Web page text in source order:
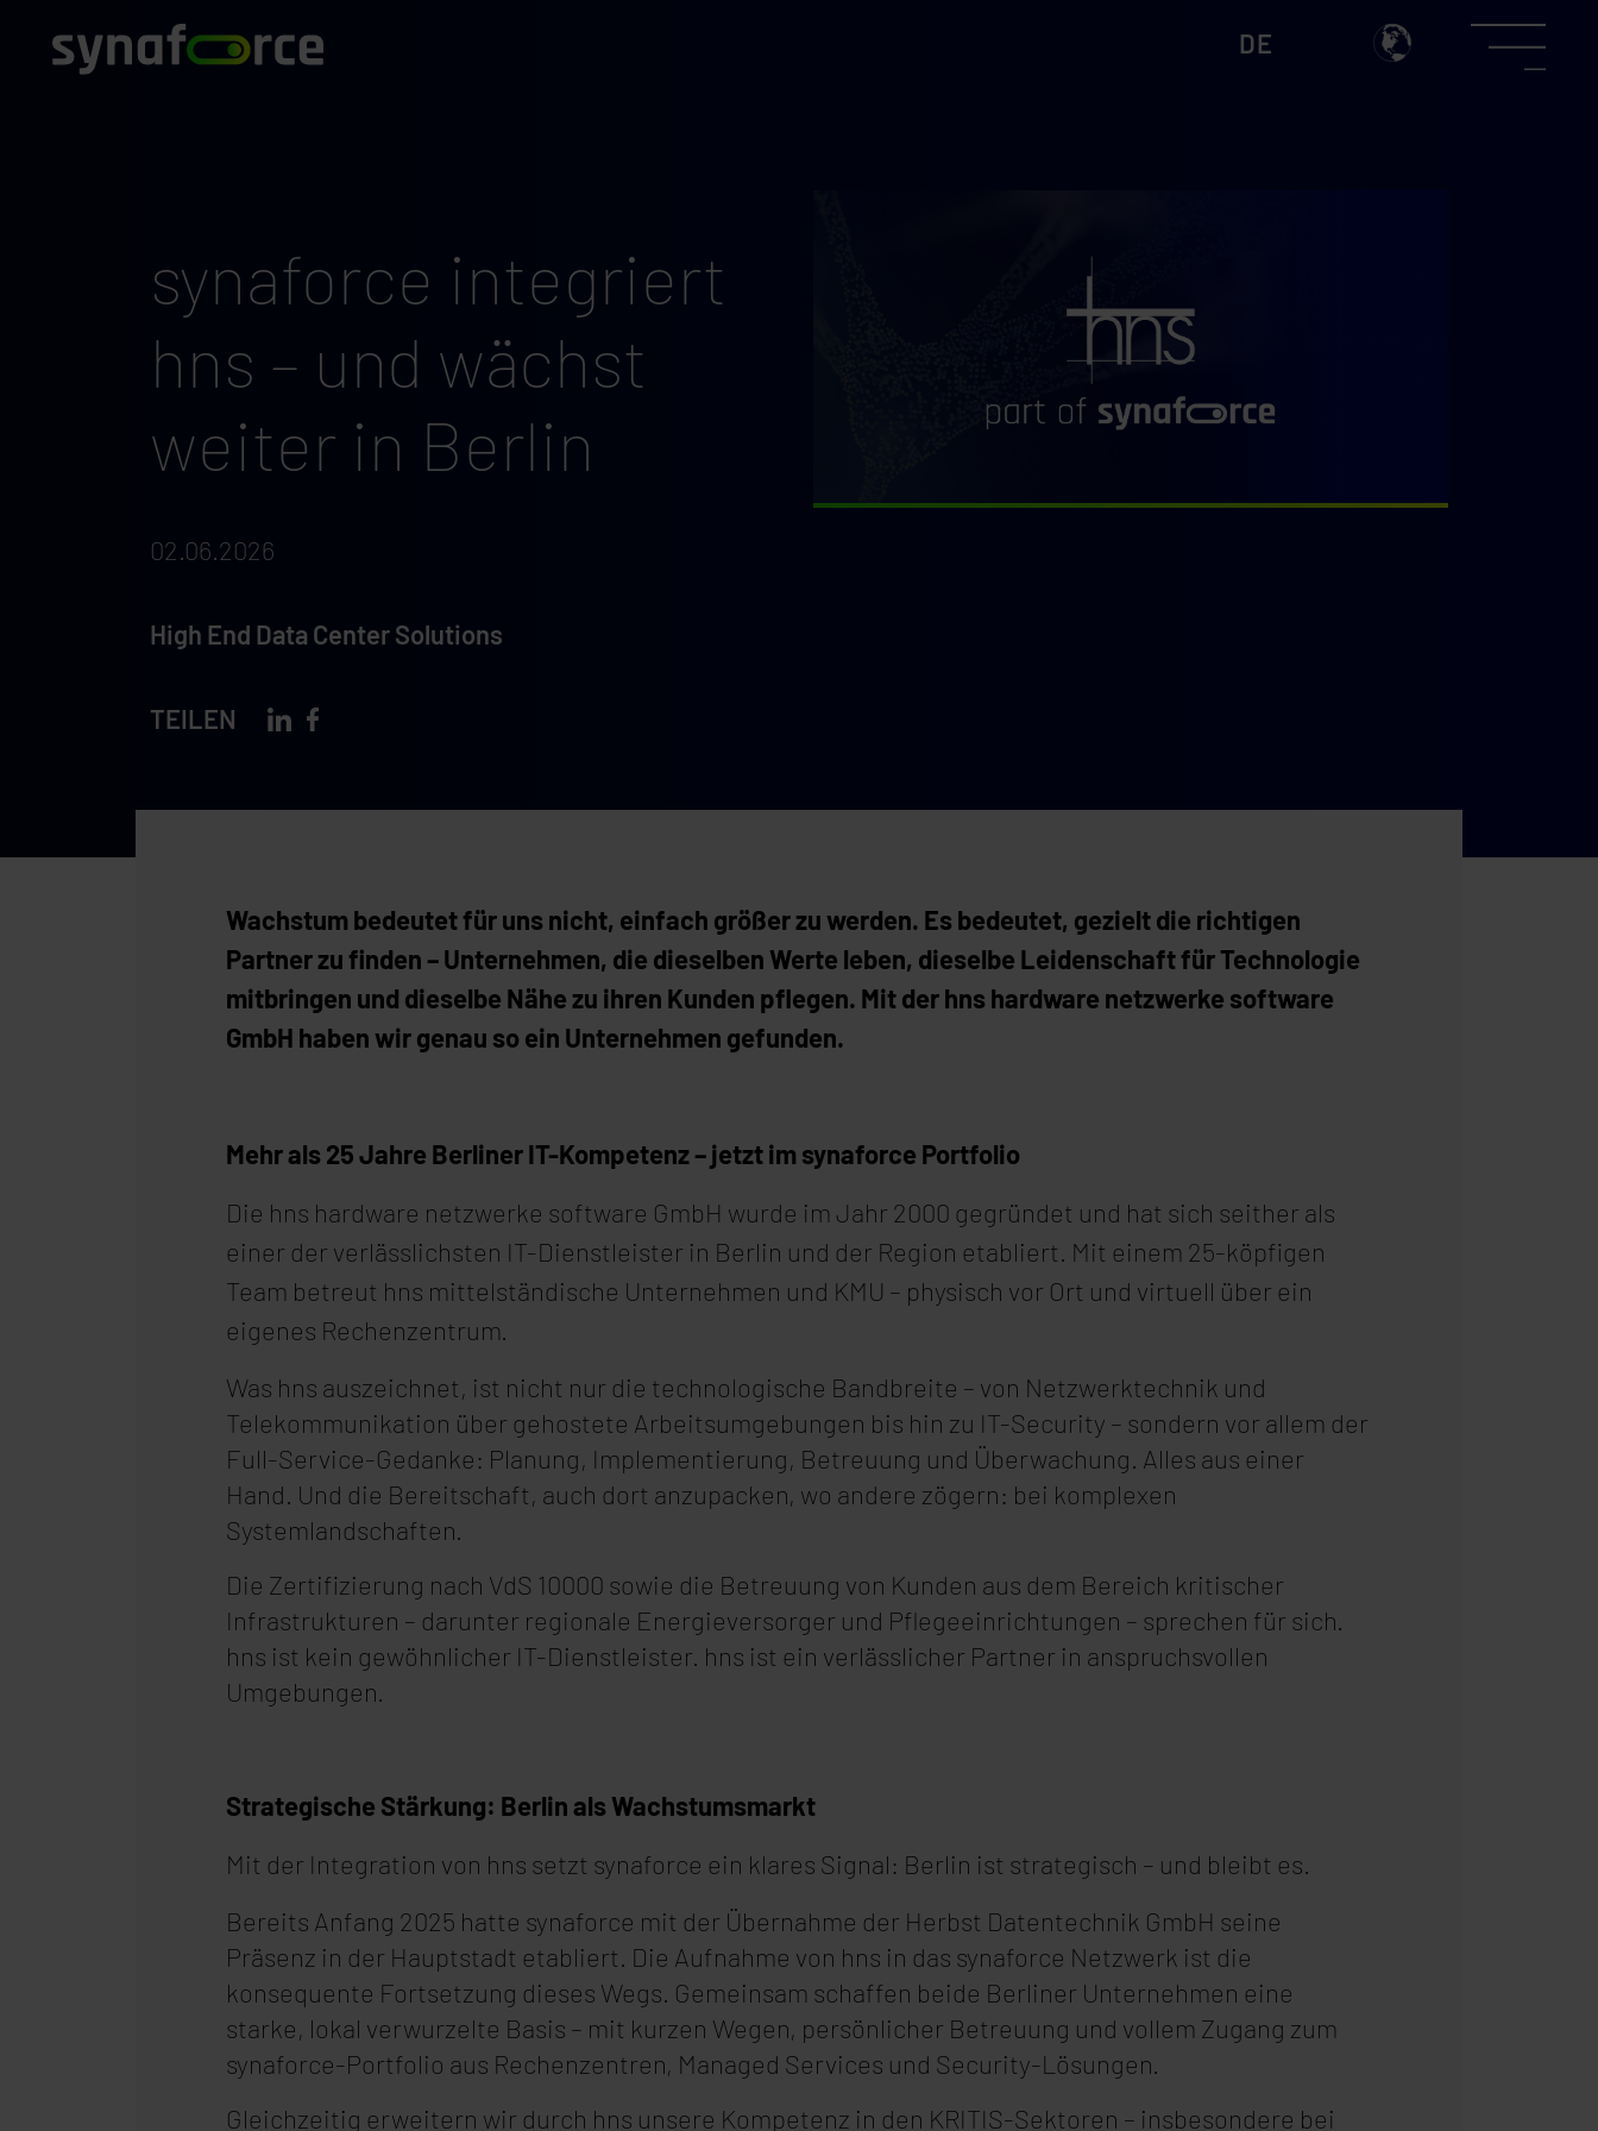
synaforce integriert
hns – und wächst
weiter in Berlin
02.06.2026
High End Data Center Solutions
TEILEN
Wachstum bedeutet für uns nicht, einfach größer zu werden. Es bedeutet, gezielt die richtigen
Partner zu finden – Unternehmen, die dieselben Werte leben, dieselbe Leidenschaft für Technologie
mitbringen und dieselbe Nähe zu ihren Kunden pflegen. Mit der hns hardware netzwerke software
GmbH haben wir genau so ein Unternehmen gefunden.
Mehr als 25 Jahre Berliner IT-Kompetenz – jetzt im synaforce Portfolio
Die hns hardware netzwerke software GmbH wurde im Jahr 2000 gegründet und hat sich seither als
einer der verlässlichsten IT-Dienstleister in Berlin und der Region etabliert. Mit einem 25-köpfigen
Team betreut hns mittelständische Unternehmen und KMU – physisch vor Ort und virtuell über ein
eigenes Rechenzentrum.
Was hns auszeichnet, ist nicht nur die technologische Bandbreite – von Netzwerktechnik und
Telekommunikation über gehostete Arbeitsumgebungen bis hin zu IT-Security – sondern vor allem der
Full-Service-Gedanke: Planung, Implementierung, Betreuung und Überwachung. Alles aus einer
Hand. Und die Bereitschaft, auch dort anzupacken, wo andere zögern: bei komplexen
Systemlandschaften.
Die Zertifizierung nach VdS 10000 sowie die Betreuung von Kunden aus dem Bereich kritischer
Infrastrukturen – darunter regionale Energieversorger und Pflegeeinrichtungen – sprechen für sich.
hns ist kein gewöhnlicher IT-Dienstleister. hns ist ein verlässlicher Partner in anspruchsvollen
Umgebungen.
Strategische Stärkung: Berlin als Wachstumsmarkt
Mit der Integration von hns setzt synaforce ein klares Signal: Berlin ist strategisch – und bleibt es.
Bereits Anfang 2025 hatte synaforce mit der Übernahme der Herbst Datentechnik GmbH seine
Präsenz in der Hauptstadt etabliert. Die Aufnahme von hns in das synaforce Netzwerk ist die
konsequente Fortsetzung dieses Wegs. Gemeinsam schaffen beide Berliner Unternehmen eine
starke, lokal verwurzelte Basis – mit kurzen Wegen, persönlicher Betreuung und vollem Zugang zum
synaforce-Portfolio aus Rechenzentren, Managed Services und Security-Lösungen.
Gleichzeitig erweitern wir durch hns unsere Kompetenz in den KRITIS-Sektoren – insbesondere bei